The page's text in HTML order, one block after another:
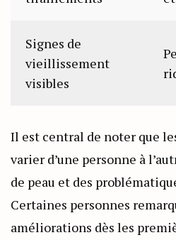
Signes de
vieillissement
visibles
Il est central de noter que
varier d’une personne à
de peau et des
Certaines personnes
améliorations dès les